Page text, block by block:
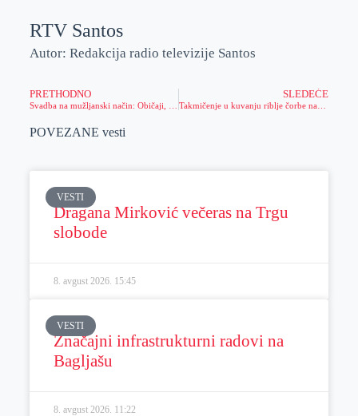
RTV Santos
Autor: Redakcija radio televizije Santos
PRETHODNO SLEDEĆE
POVEZANE vesti
VESTI
Dragana Mirković večeras na Trgu
slobode
8. avgust 2026. 15:45
VESTI
Značajni infrastrukturni radovi na
Bagljašu
8. avgust 2026. 11:22